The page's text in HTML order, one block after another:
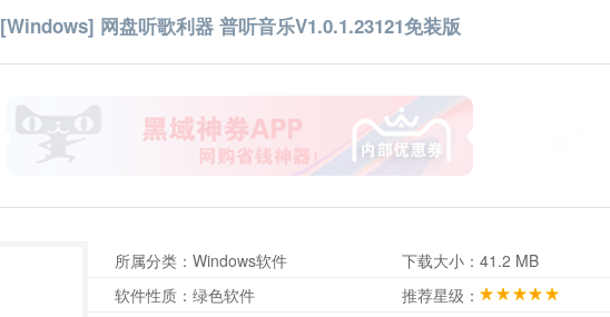
[Windows] 网盘听歌利器 普听音乐V1.0.1.23121免装版
所属分类： Windows软件 下载大小： 41.2 MB
软件性质： 绿色软件
推荐星级：